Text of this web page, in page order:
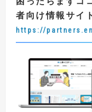
者向け情報サイ
https://